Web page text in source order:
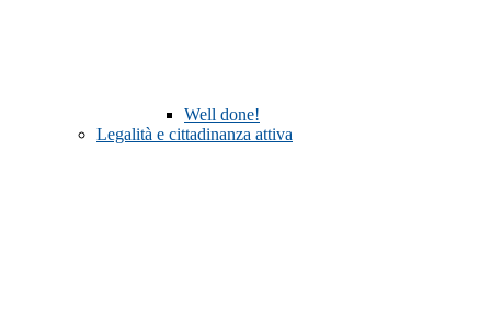
Well done!
Legalità e cittadinanza attiva